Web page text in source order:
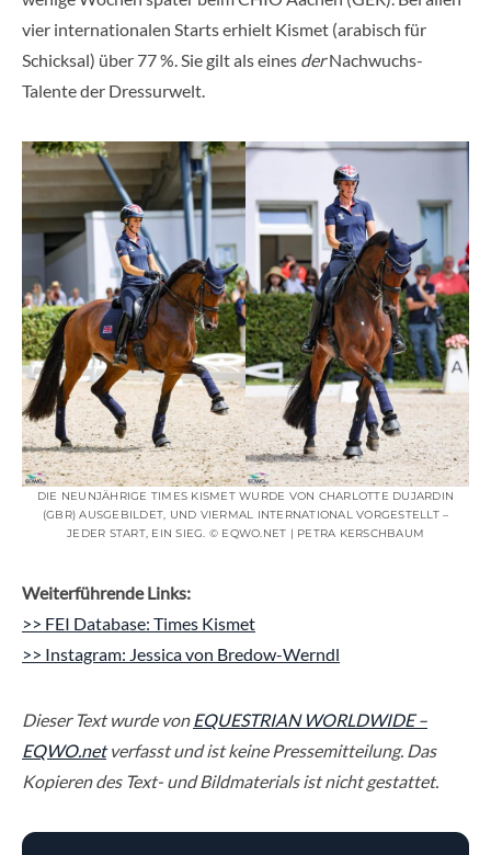
vier internationalen Starts erhielt Kismet (arabisch für
Schicksal) über 77 %. Sie gilt als eines derNachwuchs-
Talente der Dressurwelt.
DIE NEUNJÄHRIGE TIMES KISMET WURDE VON CHARLOTTE DUJARDIN
(GBR) AUSGEBILDET, UND VIERMAL INTERNATIONAL VORGESTELLT –
JEDER START, EIN SIEG. © EQWO.NET | PETRA KERSCHBAUM
Weiterführende Links:
>> FEI Database: Times Kismet
>> Instagram: Jessica von Bredow-Werndl
Dieser Text wurde vonEQUESTRIAN WORLDWIDE –
EQWO.netverfasst und ist keine Pressemitteilung. Das
Kopieren des Text- und Bildmaterials ist nicht gestattet.